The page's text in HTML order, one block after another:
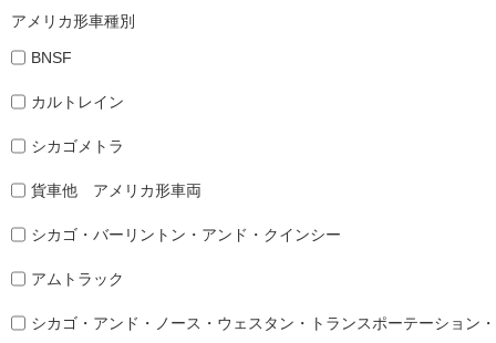
アメリカ形車種別
BNSF
カルトレイン
シカゴメトラ
貨車他 アメリカ形車両
シカゴ・バーリントン・アンド・クインシー
アムトラック
シカゴ・アンド・ノース・ウェスタン・トランスポーテーション